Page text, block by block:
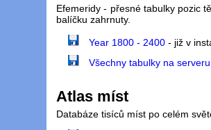
Efemeridy - přesné tabulky pozic
balíčku zahrnuty.
Year 1800 - 2400 - již v
Všechny tabulky na
Atlas míst
Databáze tisíců míst po celém